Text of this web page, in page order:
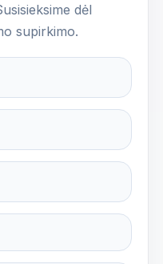
dėl
supirkimo.